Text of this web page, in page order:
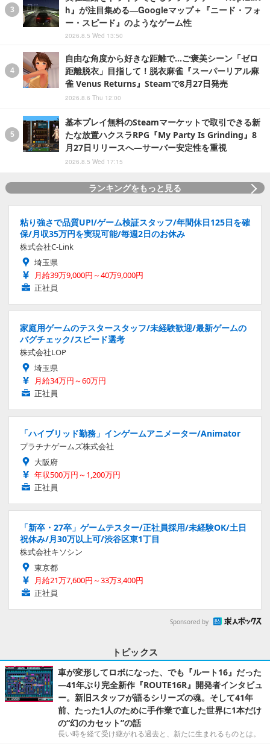
h』が注目集める―Googleマップ＋『ニード・フォ
ー・スピード』のようなゲーム性
2026.8.5 Wed 13:50
自由な角度から好きな距離で…ご褒美シーン「ゼロ
距離脱衣」目指して！脱衣麻雀『スーパーリアル麻
雀 Venus Returns』Steamで8月27日発売
2026.8.6 Thu 12:00
基本プレイ無料のSteamマーケットで取引できる新
たな放置ハクスラRPG『My Party Is Grinding』8
月27日リリースへ―サーバー安定性を重視
2026.8.5 Wed 17:15
ランキングをもっと見る
粘り強さで品質UP!/ゲーム検証スタッフ/年間休日125日を確
保/月収35万円を実現可能/毎週2日のお休み
株式会社C-Link
埼玉県
月給39万9,000円～40万9,000円
正社員
家庭用ゲームのテスタースタッフ/未経験歓迎/最新ゲームの
バグチェック/スピード選考
株式会社LOP
埼玉県
月給34万円～60万円
正社員
「ハイブリッド勤務」インゲームアニメーター/Animator
プラチナゲームズ株式会社
大阪府
年収500万円～1,200万円
正社員
「新卒・27卒」ゲームテスター/正社員採用/未経験OK/土日
祝休み/月30万以上可/渋谷区東1丁目
株式会社キソシン
東京都
月給21万7,600円～33万3,400円
正社員
Sponsored by
トピックス
車が変形してロボになった、でも『ルート16』だった
―41年ぶり完全新作『ROUTE16R』開発者インタビュ
ー。新旧スタッフが語るシリーズの魂。そして41年
前、たった1人のために手作業で直した世界に1本だけ
の“幻のカセット”の話
長い時を経て受け継がれる過去と、新たに生まれるものとは。